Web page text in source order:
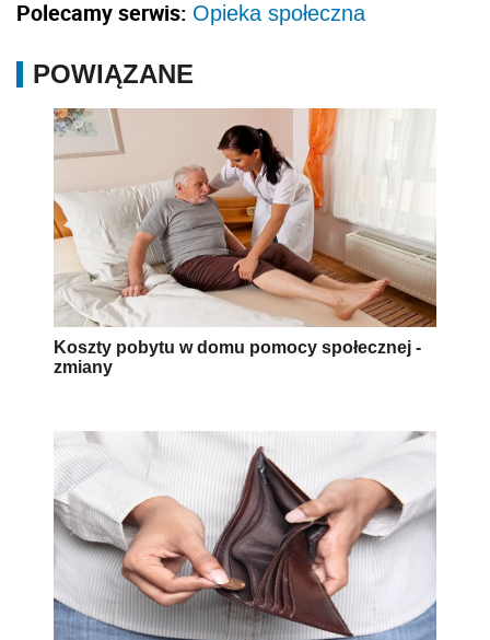
Polecamy serwis: Opieka społeczna
POWIĄZANE
Koszty pobytu w domu pomocy społecznej -
zmiany